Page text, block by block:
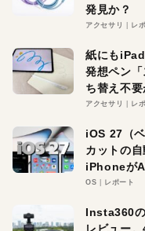
発見か？
アクセサリ レ
紙にも
発想ペン
ち替え不要
アクセサリ レ
iOS 27（
カットの
iPhoneが
OS レポート
Insta360
レビュー